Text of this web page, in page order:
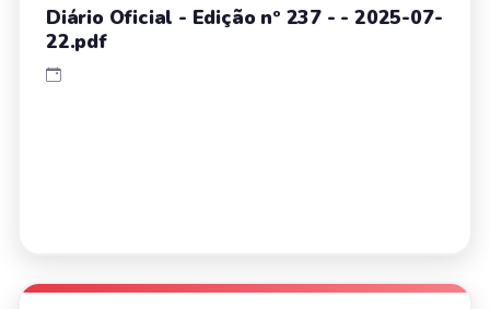
Diário Oficial - Edição nº 237 - - 2025-07-
22.pdf